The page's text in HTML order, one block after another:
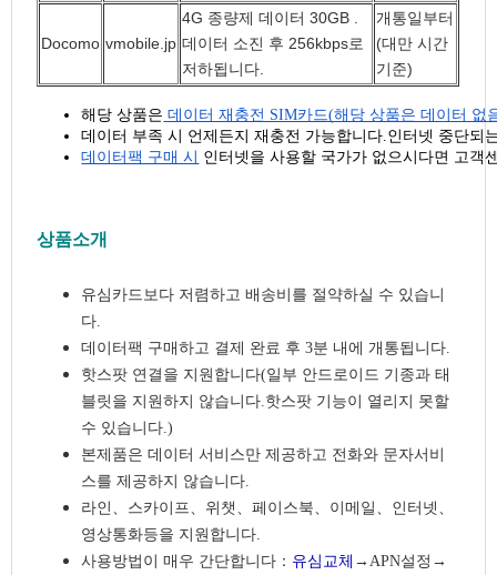
Docomo vmobile.jp
4G 종량제 데이터 30GB .
데이터 소진 후 256kbps로
저하됩니다.
개통일부터
(대만 시간
기준)
해당 상품은 데이터 재충전 SIM카드(해당 상품은 데이터 없
데이터 부족 시 언제든지 재충전 가능합니다.인터넷 중단되
데이터팩 구매 시
인터넷을 사용할 국가가 없으시다면 고객
상품소개
유심카드보다 저렴하고 배송비를 절약하실 수 있습니
다.
데이터팩 구매하고 결제 완료 후 3분 내에 개통됩니다.
핫스팟 연결을 지원합니다(일부 안드로이드 기종과 태
블릿을 지원하지 않습니다.핫스팟 기능이 열리지 못할
수 있습니다.)
본제품은 데이터 서비스만 제공하고 전화와 문자서비
스를 제공하지 않습니다.
라인、스카이프、위챗、페이스북、이메일、인터넷、
영상통화등을 지원합니다.
사용방법이 매우 간단합니다： 유심교체 →APN설정→